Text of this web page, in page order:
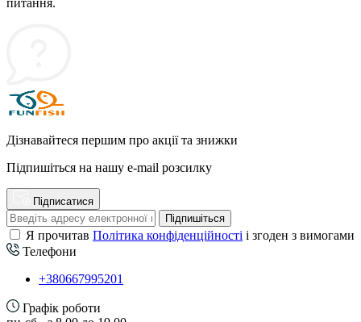
питання.
Дізнавайтеся першим про акції та знижки
Підпишіться на нашу e-mail розсилку
Підписатися
Підпишіться
Я прочитав Політика конфіденційності і згоден з вимогами
Телефони
+380667995201
Графік роботи